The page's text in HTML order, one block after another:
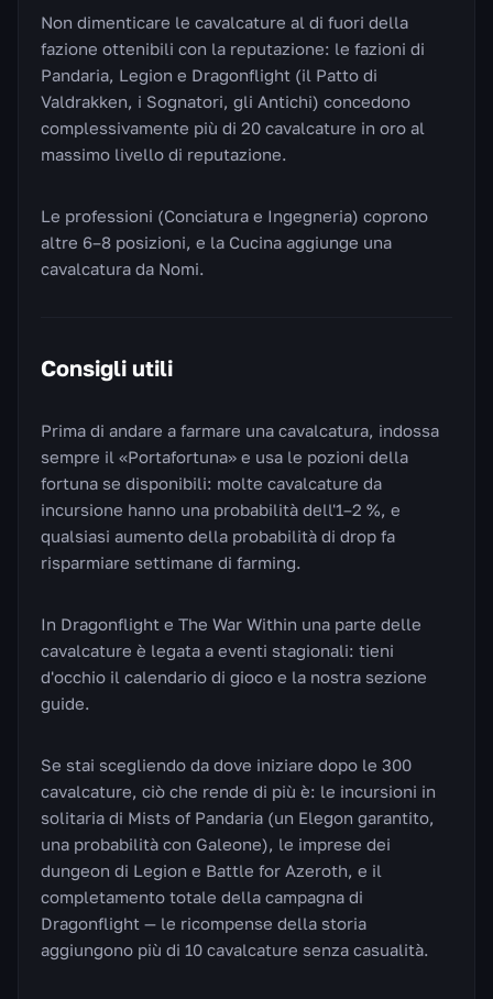
Non dimenticare le cavalcature al di fuori della
fazione ottenibili con la reputazione: le fazioni di
Pandaria, Legion e Dragonflight (il Patto di
Valdrakken, i Sognatori, gli Antichi) concedono
complessivamente più di 20 cavalcature in oro al
massimo livello di reputazione.
Le professioni (Conciatura e Ingegneria) coprono
altre 6–8 posizioni, e la Cucina aggiunge una
cavalcatura da Nomi.
Consigli utili
Prima di andare a farmare una cavalcatura, indossa
sempre il «Portafortuna» e usa le pozioni della
fortuna se disponibili: molte cavalcature da
incursione hanno una probabilità dell'1–2 %, e
qualsiasi aumento della probabilità di drop fa
risparmiare settimane di farming.
In Dragonflight e The War Within una parte delle
cavalcature è legata a eventi stagionali: tieni
d'occhio il calendario di gioco e la nostra sezione
guide.
Se stai scegliendo da dove iniziare dopo le 300
cavalcature, ciò che rende di più è: le incursioni in
solitaria di Mists of Pandaria (un Elegon garantito,
una probabilità con Galeone), le imprese dei
dungeon di Legion e Battle for Azeroth, e il
completamento totale della campagna di
Dragonflight — le ricompense della storia
aggiungono più di 10 cavalcature senza casualità.